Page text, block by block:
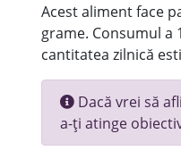
Acest aliment face
grame. Consumul a
cantitatea zilnică
Dacă vrei să
a-ți atinge